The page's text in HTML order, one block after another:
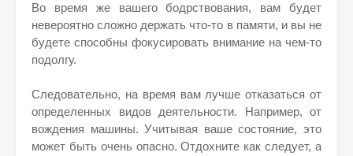
Во время же вашего бодрствования, вам будет
невероятно сложно держать что-то в памяти, и вы не
будете способны фокусировать внимание на чем-то
подолгу.
Следовательно, на время вам лучше отказаться от
определенных видов деятельности. Например, от
вождения машины. Учитывая ваше состояние, это
может быть очень опасно. Отдохните как следует, а